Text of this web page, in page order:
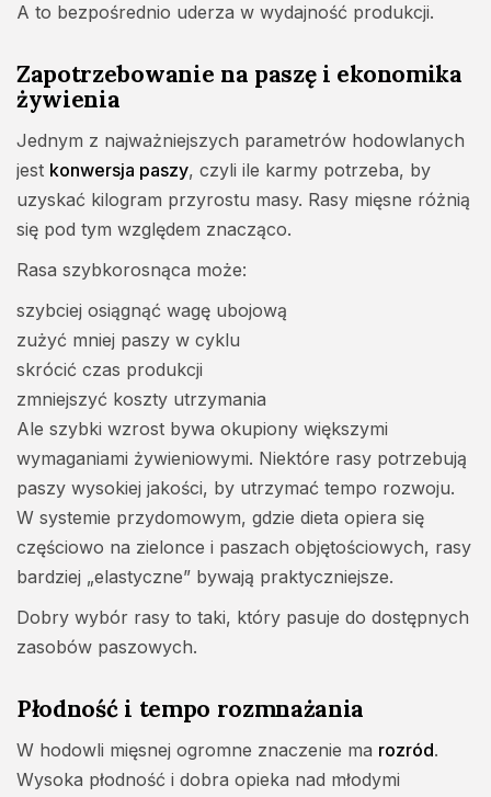
A to bezpośrednio uderza w wydajność produkcji.
Zapotrzebowanie na paszę i ekonomika
żywienia
Jednym z najważniejszych parametrów hodowlanych
jest konwersja paszy, czyli ile karmy potrzeba, by
uzyskać kilogram przyrostu masy. Rasy mięsne różnią
się pod tym względem znacząco.
Rasa szybkorosnąca może:
szybciej osiągnąć wagę ubojową
zużyć mniej paszy w cyklu
skrócić czas produkcji
zmniejszyć koszty utrzymania
Ale szybki wzrost bywa okupiony większymi
wymaganiami żywieniowymi. Niektóre rasy potrzebują
paszy wysokiej jakości, by utrzymać tempo rozwoju.
W systemie przydomowym, gdzie dieta opiera się
częściowo na zielonce i paszach objętościowych, rasy
bardziej „elastyczne” bywają praktyczniejsze.
Dobry wybór rasy to taki, który pasuje do dostępnych
zasobów paszowych.
Płodność i tempo rozmnażania
W hodowli mięsnej ogromne znaczenie ma rozród.
Wysoka płodność i dobra opieka nad młodymi